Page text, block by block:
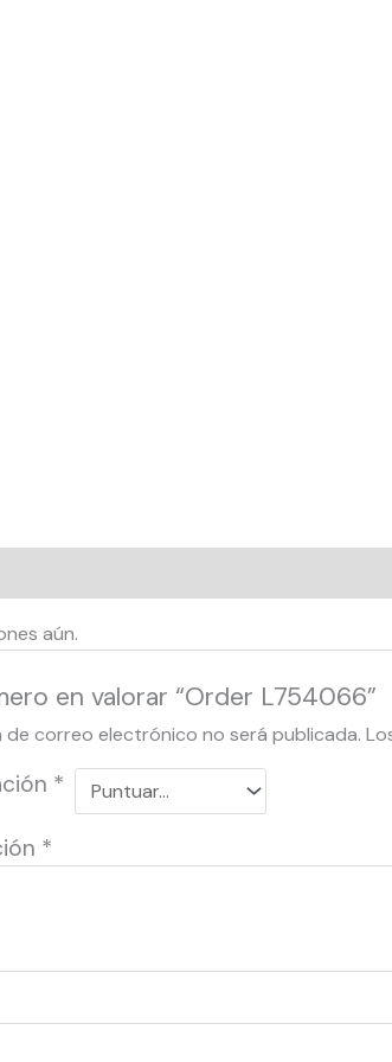
aún.
en valorar “Order L754066”
de correo electrónico no será publicada.
*
*